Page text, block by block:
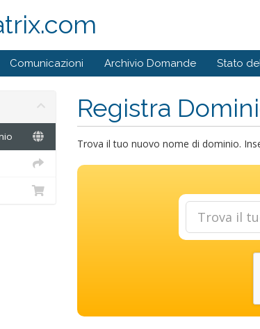
Comunicazioni Archivio Domande Stato
Registra
Trova il tuo nuovo nome di dominio.